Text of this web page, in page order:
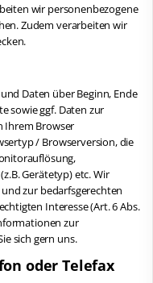
wir personenbezogene
Zudem verarbeiten wir
Daten über Beginn, Ende
sowie ggf. Daten zur
Ihrem Browser
/ Browserversion, die
Gerätetyp) etc. Wir
zur bedarfsgerechten
Interesse (Art. 6 Abs.
zur
sich gern uns.
oder Telefax